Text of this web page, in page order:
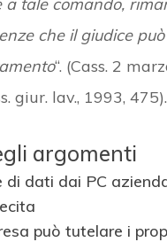
che il giudice
“. (Cass. 2
giur. lav., 1993, 475).
argomenti
di dati dai PC
può tutelare i